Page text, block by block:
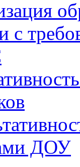
с
ДОУ